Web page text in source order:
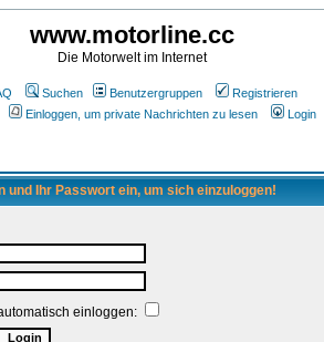
www.motorline.cc
Die Motorwelt im Internet
Suchen Benutzergruppen
Registrieren
Einloggen, um private Nachrichten zu lesen Login
und Ihr Passwort ein, um sich einzuloggen!
einloggen: